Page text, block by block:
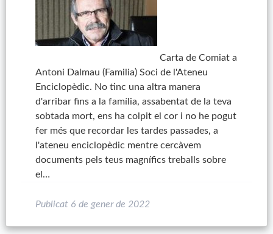
Carta de Comiat a
Antoni Dalmau (Familia) Soci de l'Ateneu
Enciclopèdic. No tinc una altra manera
d'arribar fins a la família, assabentat de la teva
sobtada mort, ens ha colpit el cor i no he pogut
fer més que recordar les tardes passades, a
l'ateneu enciclopèdic mentre cercàvem
documents pels teus magnífics treballs sobre
el…
Publicat 6 de gener de 2022